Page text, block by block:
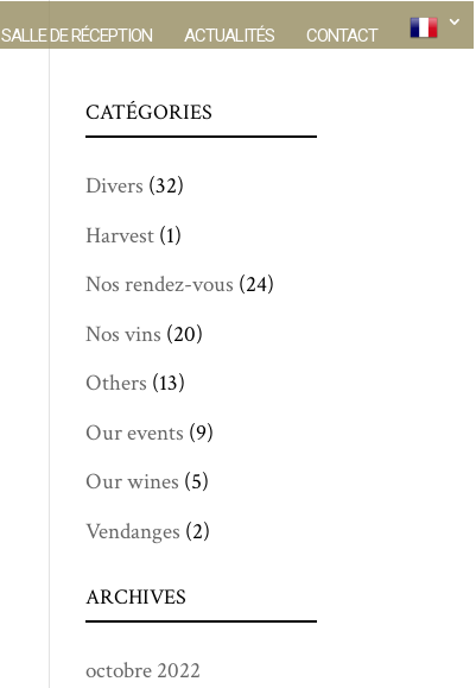
SALLE DE RÉCEPTION ACTUALITÉS CONTACT
CATÉGORIES
Divers (32)
Harvest (1)
Nos rendez-vous (24)
Nos vins (20)
Others (13)
Our events (9)
Our wines (5)
Vendanges (2)
ARCHIVES
octobre 2022